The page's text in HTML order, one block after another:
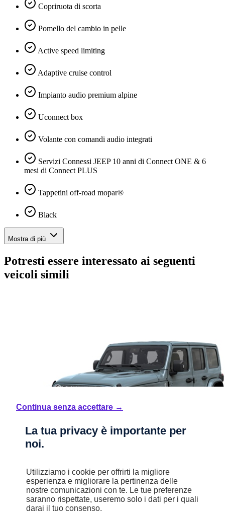
Copriruota di scorta
Pomello del cambio in pelle
Active speed limiting
Adaptive cruise control
Impianto audio premium alpine
Uconnect box
Volante con comandi audio integrati
Servizi Connessi JEEP 10 anni di Connect ONE & 6
mesi di Connect PLUS
Tappetini off-road mopar®
Black
Mostra di più
Potresti essere interessato ai seguenti
veicoli simili
Nuovo
Continua senza accettare →
La tua privacy è importante per
noi.
Utilizziamo i cookie per offrirti la migliore
esperienza e migliorare la pertinenza delle
nostre comunicazioni con te. Le tue preferenze
saranno rispettate, useremo solo i dati per i quali
darai il tuo consenso.